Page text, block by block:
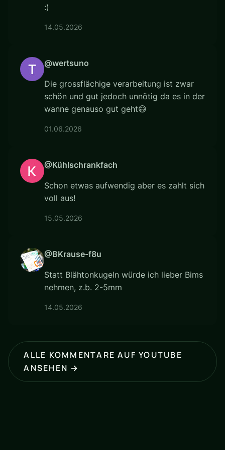
:)
14.05.2026
@wertsuno
Die grossflächige verarbeitung ist zwar
schön und gut jedoch unnötig da es in der
wanne genauso gut geht😅
01.06.2026
@Kühlschrankfach
Schon etwas aufwendig aber es zahlt sich
voll aus!
15.05.2026
@BKrause-f8u
Statt Blähtonkugeln würde ich lieber Bims
nehmen, z.b. 2-5mm
14.05.2026
ALLE KOMMENTARE AUF YOUTUBE
ANSEHEN →